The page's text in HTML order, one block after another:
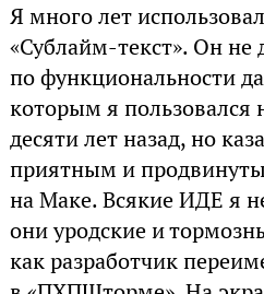
Я много лет
«Сублайм-текст». Он не
по функциональности
которым я пользовался
десяти лет назад, но
приятным и
на Маке. Всякие ИДЕ я
они уродские и
как разработчик